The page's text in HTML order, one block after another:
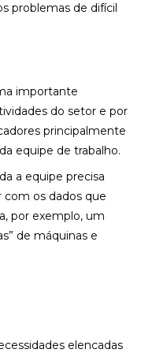
problemas de difícil
importante
do setor e por
principalmente
equipe de trabalho.
a equipe precisa
os dados que
por exemplo, um
de máquinas e
elencadas